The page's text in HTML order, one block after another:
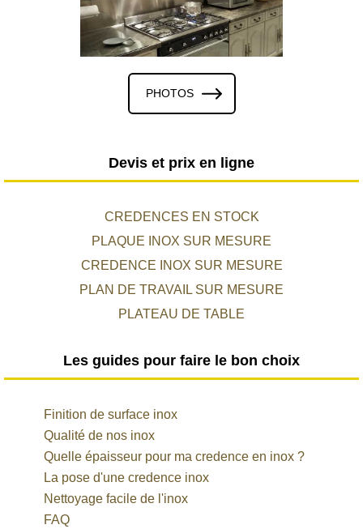
PHOTOS
Devis et prix en ligne
CREDENCES EN STOCK
PLAQUE INOX SUR MESURE
CREDENCE INOX SUR MESURE
PLAN DE TRAVAIL SUR MESURE
PLATEAU DE TABLE
Les guides pour faire le bon choix
Finition de surface inox
Qualité de nos inox
Quelle épaisseur pour ma credence en inox ?
La pose d'une credence inox
Nettoyage facile de l'inox
FAQ